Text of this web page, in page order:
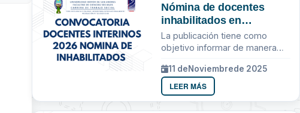
Nómina de docentes
inhabilitados en
consideración a los
requisitos establecidos
instructivo HCF N.º
0928/2024.
La publicación tiene como
objetivo informar de manera
resultados de la convocatoria
de docentes interinos para la
gestión...
11 deNoviembrede 2025
LEER MÁS